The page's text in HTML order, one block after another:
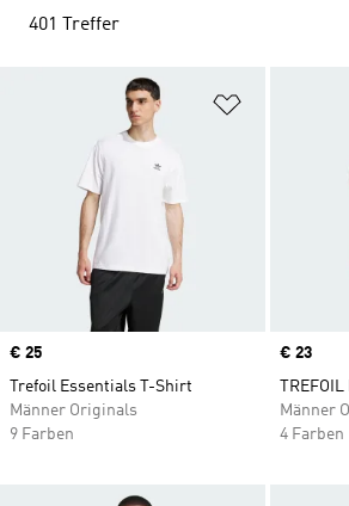
401 Treffer
Zur
Price
€ 25
Trefoil Essentials T-Shirt
Männer Originals
9 Farben
Price
€ 23
Männer
4 Farben